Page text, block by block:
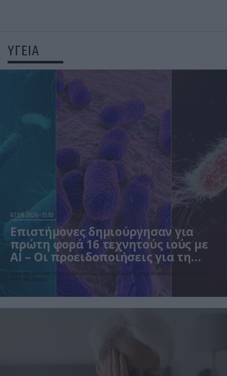
ΥΓΕΙΑ
07.08.2026 15:10
Επιστήμονες δημιούργησαν για
πρώτη φορά 16 τεχνητούς ιούς με
AI – Οι προειδοποιήσεις για τη
βιοασφάλεια
Ερευνητές σχεδίασαν 16 νέους βακτηριοφάγους με τη βοήθεια Τεχνητής Νοημοσύνης που εξοντώνουν
ανθεκτικά μικρόβια